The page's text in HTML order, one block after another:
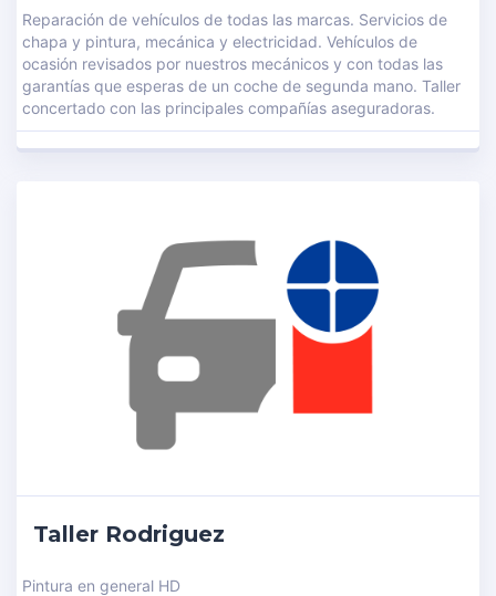
Reparación de vehículos de todas las marcas. Servicios de
chapa y pintura, mecánica y electricidad. Vehículos de
ocasión revisados por nuestros mecánicos y con todas las
garantías que esperas de un coche de segunda mano. Taller
concertado con las principales compañías aseguradoras.
Taller Rodriguez
Pintura en general HD